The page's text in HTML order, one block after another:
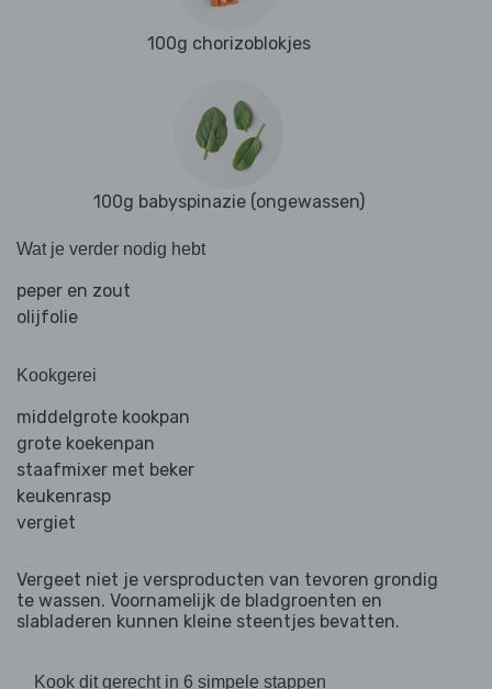
100g chorizoblokjes
100g babyspinazie (ongewassen)
Wat je verder nodig hebt
peper en zout
olijfolie
Kookgerei
middelgrote kookpan
grote koekenpan
staafmixer met beker
keukenrasp
vergiet
Vergeet niet je versproducten van tevoren grondig
te wassen. Voornamelijk de bladgroenten en
slabladeren kunnen kleine steentjes bevatten.
Kook dit gerecht in 6 simpele stappen